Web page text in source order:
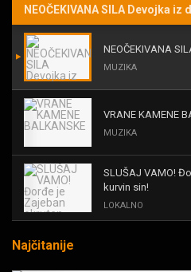
NEOČEKIVANA SILA Devojka
NEOČEKIVANA
MUZIKA
VRANE KAMENE
MUZIKA
SLUŠAJ VAMO!
kurvin sin!
LOKALNO
Najčitanije